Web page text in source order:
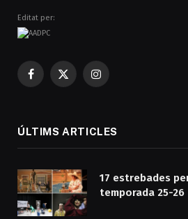
Editat per:
Facebook
X
Instagram
ÚLTIMS ARTICLES
17 estrebades
temporada 25-26